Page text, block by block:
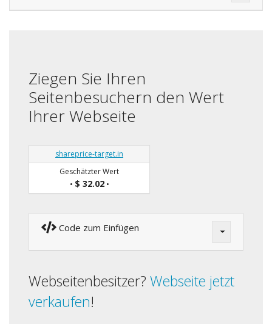
Ziegen Sie Ihren
Seitenbesuchern den Wert
Ihrer Webseite
shareprice-target.in
Geschätzter Wert
• $ 32.02•
Code zum Einfügen
Webseitenbesitzer? Webseite jetzt
verkaufen!